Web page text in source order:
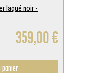
laqué noir -
359,00 €
panier